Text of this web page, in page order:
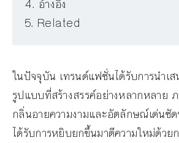
อ้างอิง
Related
ในปัจจุบัน เทรนด์แฟชั่นได้รับการนำเ
รูปแบบที่สร้างสรรค์อย่างหลากหลาย
กลิ่นอายความงามและอัตลักษณ์เด่นชั
ได้รับการหยิบยกขึ้นมาตีความใหม่ด้ว